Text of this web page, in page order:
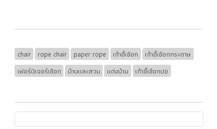
chair rope chair paper rope เก้าอี้เชือก
เก้าอี้เชือกกระดาษ
เฟอร์นิเจอร์เชือก
บ้านและสวน แต่งบ้าน เก้าอี้เชือกปอ